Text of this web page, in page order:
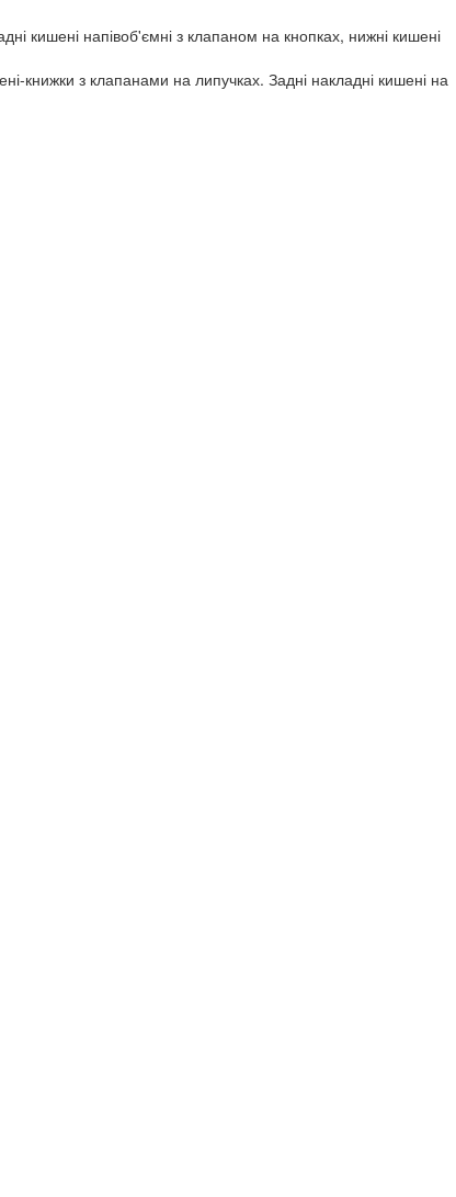
кишені напівоб'ємні з клапаном на кнопках, нижні кишені
книжки з клапанами на липучках. Задні накладні кишені на